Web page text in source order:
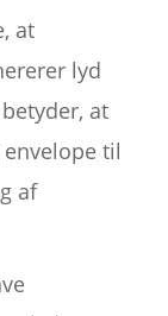
at
lyd
at
til
af